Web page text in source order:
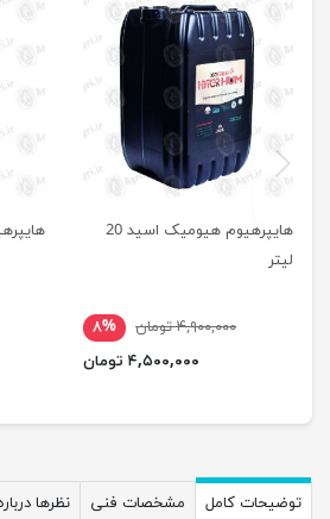
هایپرهیوم هیومیک اسید 20
لیتر
۴,۹۰۰,۰۰۰ تومان
۸%
۴,۵۰۰,۰۰۰ تومان
previus
توضیحات کامل مشخصات فنی نظرها